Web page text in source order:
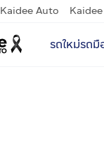
Kaidee Auto
รถใหม่รถมื